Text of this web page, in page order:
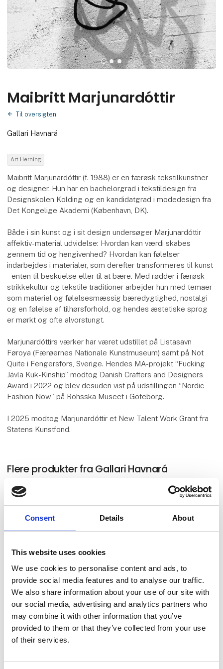
Consent Details About
This website uses cookies
We use cookies to personalise content and ads, to
provide social media features and to analyse our traffic.
We also share information about your use of our site with
our social media, advertising and analytics partners who
may combine it with other information that you’ve
provided to them or that they’ve collected from your use
of their services.
Maibritt Marjunardóttir
Til oversigten
Gallari Havnará
Art Herning
Maibritt Marjunardóttir (f. 1988) er en færøsk tekstilkunstner
og designer. Hun har en bachelorgrad i tekstildesign fra
Designskolen Kolding og en kandidatgrad i modedesign fra
Det Kongelige Akademi (København, DK).
Både i sin kunst og i sit design undersøger Marjunardóttir
affektiv-material udvidelse: Hvordan kan værdi skabes
gennem tid og hengivenhed? Hvordan kan følelser
indarbejdes i materialer, som derefter transformeres til kunst
– enten til beskuelse eller til at bære. Med rødder i færøsk
strikkekultur og tekstile traditioner arbejder hun med temaer
som materiel og følelsesmæssig bæredygtighed, nostalgi
og en følelse af tilhørsforhold, og hendes æstetiske sprog
er mørkt og ofte alvorstungt.
Marjunardóttirs værker har været udstillet på Listasavn
Føroya (Færøernes Nationale Kunstmuseum) samt på Not
Quite i Fengersfors, Sverige. Hendes MA-projekt “Fucking
Jävla Kuk-Kinship” modtog Danish Crafters and Designers
Award i 2022 og blev desuden vist på udstillingen “Nordic
Fashion Now” på Röhsska Museet i Göteborg.
I 2025 modtog Marjunardóttir et New Talent Work Grant fra
Statens Kunstfond.
Flere produkter fra Gallari Havnará
Astri Luihn
Sigrun Gunnarsdóttir
Bárður Dal Christiansen